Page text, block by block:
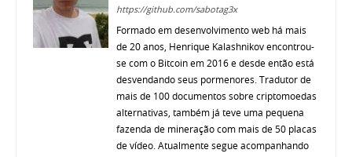
https://github.com/sabotag3x
Formado em desenvolvimento web há mais
de 20 anos, Henrique Kalashnikov encontrou-
se com o Bitcoin em 2016 e desde então está
desvendando seus pormenores. Tradutor de
mais de 100 documentos sobre criptomoedas
alternativas, também já teve uma pequena
fazenda de mineração com mais de 50 placas
de vídeo. Atualmente segue acompanhando